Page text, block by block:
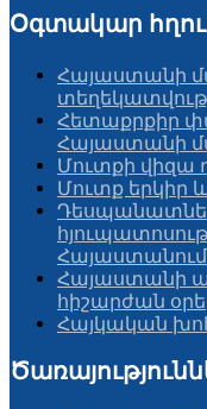
Օգտակար
Հայաստանի
Հետաքրքիր
Հայաստանի
Մուտքի
Մուտք երկիր և
Հայաստանում
Հայաստանի
հիշարժան
Հայկական